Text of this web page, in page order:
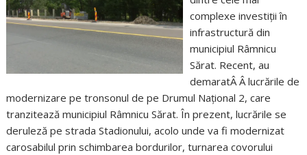
complexe investiții în
infrastructură din
municipiul Râmnicu
Sărat. Recent, au
demaratÂ Â lucrările de
modernizare pe tronsonul de pe Drumul Național 2, care
tranzitează municipiul Râmnicu Sărat. În prezent, lucrările se
deruleză pe strada Stadionului, acolo unde va fi modernizat
carosabilul prin schimbarea bordurilor, turnarea covorului